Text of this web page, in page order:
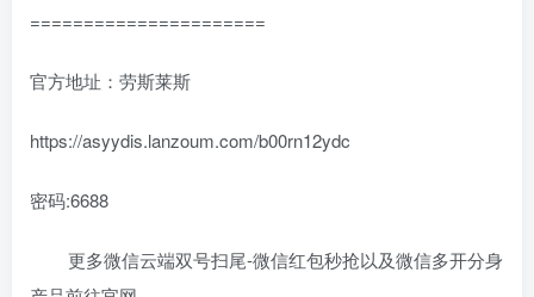
======================
官方地址：劳斯莱斯
https://asyydis.lanzoum.com/b00rn12ydc
密码:6688
更多微信云端双号扫尾-微信红包秒抢以及微信多开分身